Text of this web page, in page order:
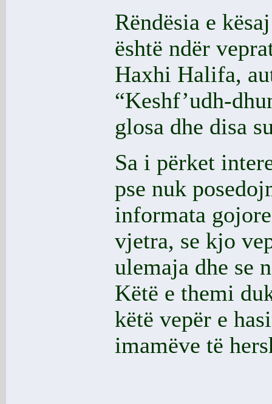
Rëndësia e
është ndër
Haxhi Halifa,
“Keshf’udh-
glosa dhe disa
Sa i përket
pse nuk
informata
vjetra, se kjo
ulemaja dhe se
Këtë e themi
këtë vepër e
imamëve të